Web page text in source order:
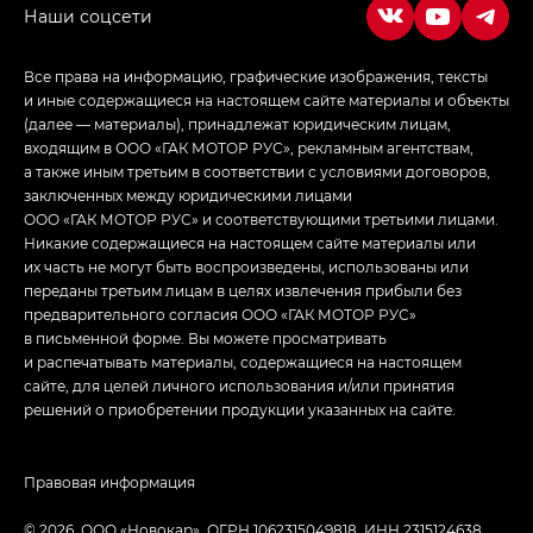
Джи Эс — GS, Джи Эль с элементы экстерьера
Все права на информацию, графические изображения, тексты
и иные содержащиеся на настоящем сайте материалы и объекты
(далее — материалы), принадлежат юридическим лицам,
входящим в ООО «ГАК МОТОР РУС», рекламным агентствам,
а также иным третьим в соответствии с условиями договоров,
заключенных между юридическими лицами
ООО «ГАК МОТОР РУС» и соответствующими третьими лицами.
Никакие содержащиеся на настоящем сайте материалы или
их часть не могут быть воспроизведены, использованы или
переданы третьим лицам в целях извлечения прибыли без
предварительного согласия ООО «ГАК МОТОР РУС»
в письменной форме. Вы можете просматривать
и распечатывать материалы, содержащиеся на настоящем
сайте, для целей личного использования и/или принятия
решений о приобретении продукции указанных на сайте.
Правовая информация